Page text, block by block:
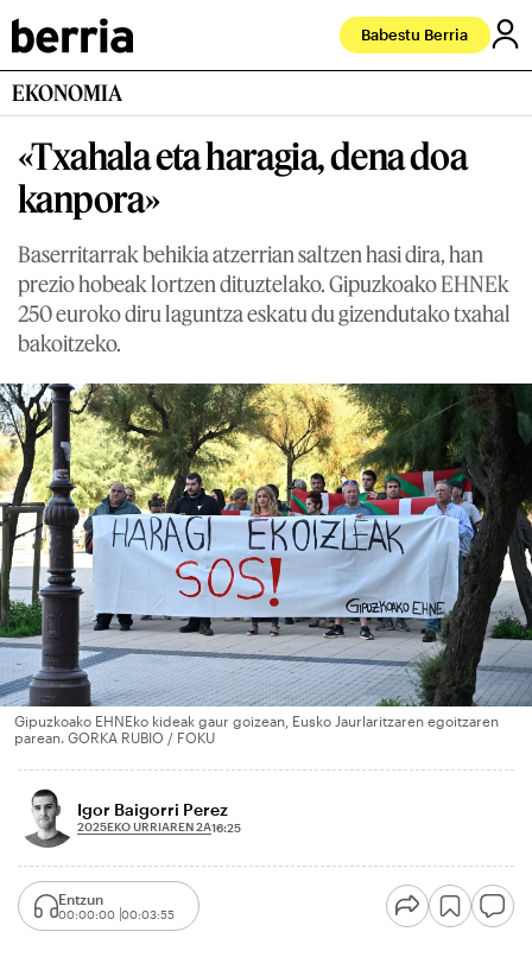
Babestu Berria
EKONOMIA
«Txahala eta haragia, dena doa
kanpora»
Baserritarrak behikia atzerrian saltzen hasi dira, han
prezio hobeak lortzen dituztelako. Gipuzkoako EHNEk
250 euroko diru laguntza eskatu du gizendutako txahal
bakoitzeko.
Gipuzkoako EHNEko kideak gaur goizean, Eusko Jaurlaritzaren egoitzaren
parean. GORKA RUBIO / FOKU
Igor Baigorri Perez
2025EKO URRIAREN 2A16:25
Entzun
00:00:00 00:03:55